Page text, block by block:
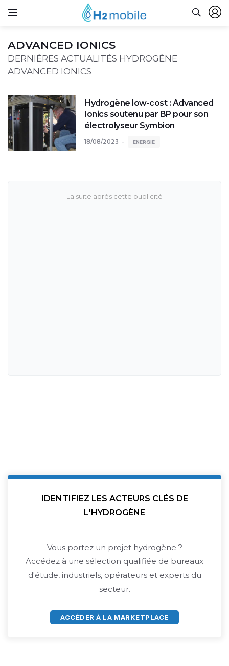
ADVANCED IONICS
DERNIÈRES ACTUALITÉS HYDROGÈNE
ADVANCED IONICS
Hydrogène low-cost : Advanced
Ionics soutenu par BP pour son
électrolyseur Symbion
18/08/2023 ENERGIE
IDENTIFIEZ LES ACTEURS CLÉS DE
L'HYDROGÈNE
Vous portez un projet hydrogène ?
Accédez à une sélection qualifiée de bureaux
d'étude, industriels, opérateurs et experts du
secteur.
ACCÈDER À LA MARKETPLACE